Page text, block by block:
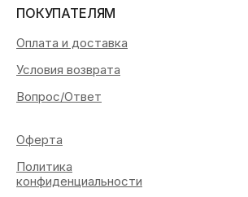
Оплата и доставка
ПОКУПАТЕЛЯМ
Вопрос/Ответ
Условия возврата
Политика
конфиденциальности
Оферта